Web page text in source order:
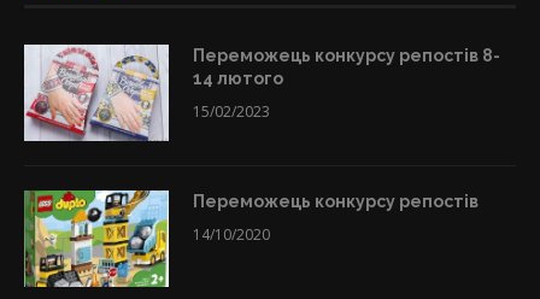
Переможець конкурсу репостів 8-
14 лютого
15/02/2023
Переможець конкурсу репостів
14/10/2020